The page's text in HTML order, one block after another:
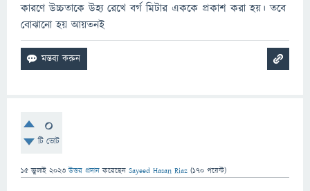
কারণে উচ্চতাকে উহ্য রেখে বর্গ মিটার এককে প্রকাশ করা হয়। তবে
বোঝানো হয় আয়তনই
0
টি ভোট
15 জুলাই 2023 উত্তর প্রদান করেছেন Sayeed Hasan Riaz (170 পয়েন্ট)